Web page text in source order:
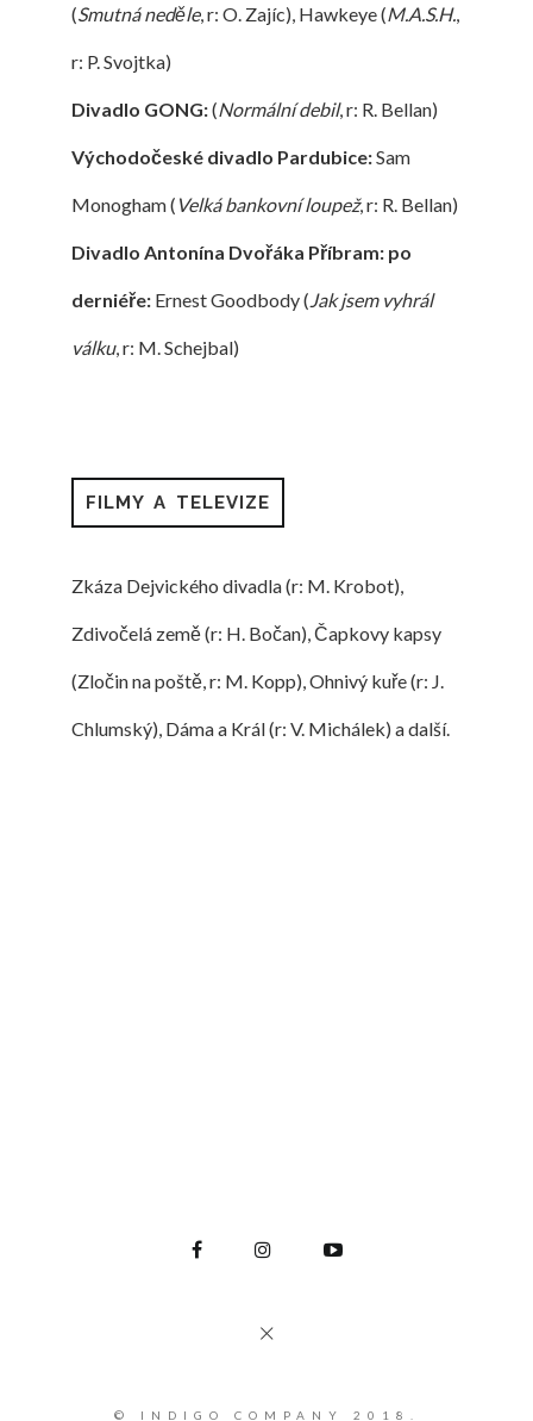
(Smutná neděle, r: O. Zajíc), Hawkeye (M.A.S.H.
r: P. Svojtka)
Divadlo GONG:(Normální debil, r: R. Bellan)
Východočeské divadlo Pardubice:Sam
Monogham ( Velká bankovní loupež, r: R. Bellan)
Divadlo Antonína Dvořáka Příbram: po
derniéře: Ernest Goodbody ( Jak jsem vyhrál
válku, r: M. Schejbal)
FILMY A TELEVIZE
Zkáza Dejvického divadla (r: M. Krobot),
Zdivočelá země (r: H. Bočan), Čapkovy kapsy
(Zločin na poště, r: M. Kopp), Ohnivý kuře (r: J.
Chlumský), Dáma a Král (r: V. Michálek) a další.
© INDIGO COMPANY 2018.